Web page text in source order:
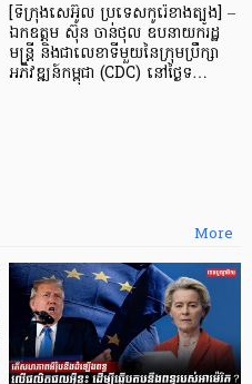
[ទីក្រុងសេអ៊ូល ប្រទេសកូរ៉េខាងត្បូង] –
ឯកឧត្ដម ស៊ុន ចាន់ថុល ឧបនាយករដ្ឋ
មន្ត្រី និងជាលេខាទីមួយនៃក្រុមប្រឹក្សា
អភិវឌ្ឍន៍កម្ពុជា (CDC) នៅថ្ងៃទ…
More